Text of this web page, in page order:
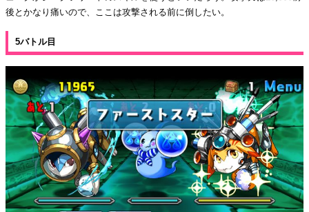
後とかなり痛いので、ここは攻撃される前に倒したい。
5バトル目